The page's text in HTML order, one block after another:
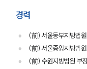
경력
(前) 서울동부지방법
(前) 서울중앙지방법
(前) 수원지방법원 부